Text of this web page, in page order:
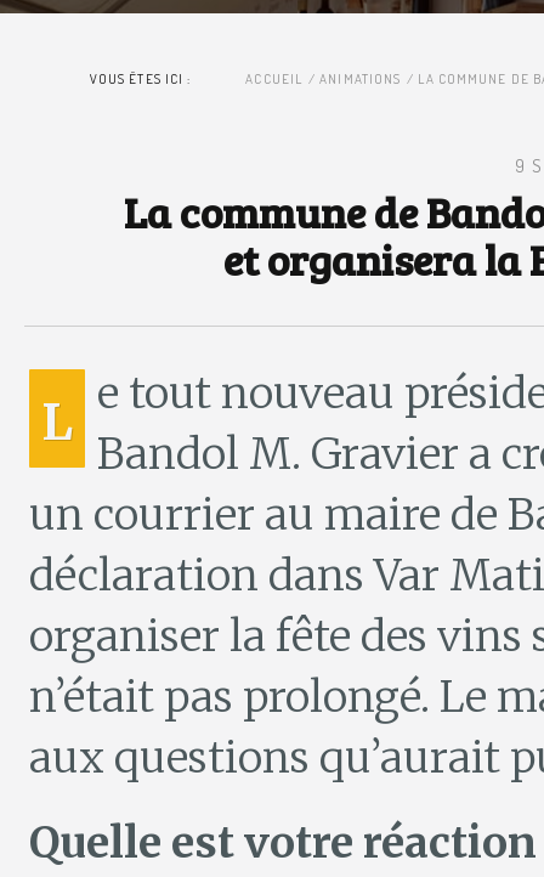
VOUS ÊTES ICI : ACCUEIL ANIMATIONS LA COMMUNE DE
9
La commune de
et organisera la
L e tout nouveau
Bandol M. Gravier a
un courrier au maire de
déclaration dans Var
organiser la fête des vins
n’était pas prolongé. Le
aux questions qu’aurait
Quelle est votre